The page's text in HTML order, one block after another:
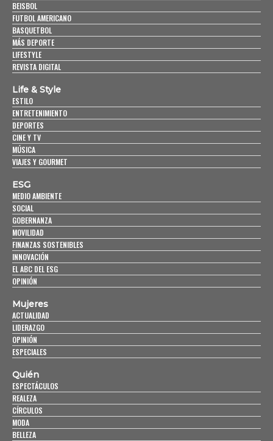
BEISBOL
FUTBOL AMERICANO
BASQUETBOL
MÁS DEPORTE
LIFESTYLE
REVISTA DIGITAL
Life & Style
ESTILO
ENTRETENIMIENTO
DEPORTES
CINE Y TV
MÚSICA
VIAJES Y GOURMET
ESG
MEDIO AMBIENTE
SOCIAL
GOBERNANZA
MOVILIDAD
FINANZAS SOSTENIBLES
INNOVACIÓN
EL ABC DEL ESG
OPINIÓN
Mujeres
ACTUALIDAD
LIDERAZGO
OPINIÓN
ESPECIALES
Quién
ESPECTÁCULOS
REALEZA
CÍRCULOS
MODA
BELLEZA